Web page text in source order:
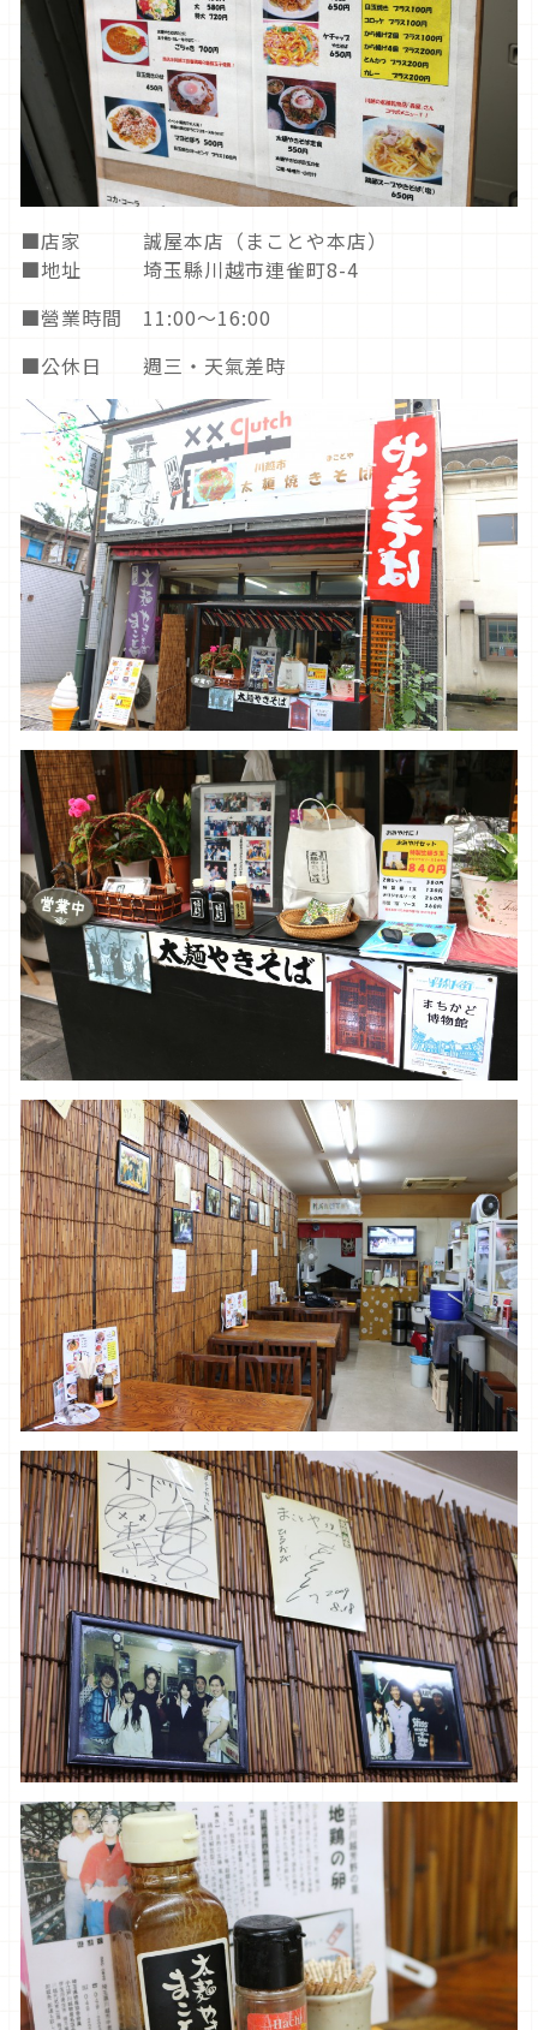
■店家 誠屋本店（まことや本店）
■地址 埼玉縣川越市連雀町8-4
■營業時間 11:00～16:00
■公休日 週三・天氣差時